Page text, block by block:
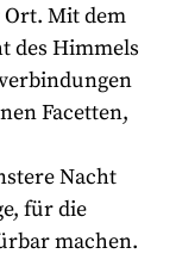
Mit dem
des Himmels
Facetten,
Nacht
für die
machen.